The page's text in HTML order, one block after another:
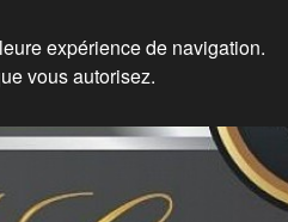
expérience de navigation.
vous autorisez.